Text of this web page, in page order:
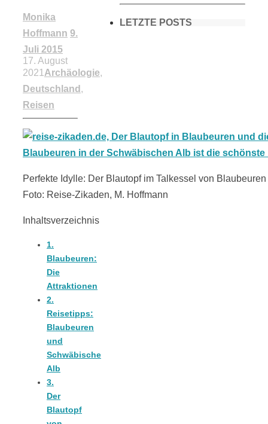
Monika
Hoffmann 9.
Juli 2015
17. August
2021 Archäologie,
Deutschland ,
Reisen
Perfekte Idylle: Der Blautopf im Talkessel von
Foto: Reise-Zikaden, M. Hoffmann
Inhaltsverzeichnis
1.
Blaubeuren:
Die
Attraktionen
2.
Reisetipps:
Blaubeuren
und
Schwäbische
Alb
3.
Der
Blautopf
LETZTE POSTS
Umgebung:
18 Lieblings-